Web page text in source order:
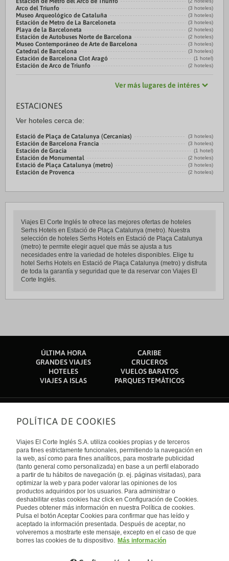
Arco del Triunfo (3 hoteles)
Museo Arqueológico de Cataluña (3 hoteles)
Estación de Metro de La Barceloneta (3 hoteles)
Playa de la Barceloneta (2 hoteles)
Estación de Autobuses Norte de Barcelona (2 hoteles)
Museo Contemporáneo de Arte de Barcelona (3 hoteles)
Catedral de Barcelona (3 hoteles)
Estación de Barcelona Clot Aragó (1 hotel)
Estación de Arco de Triunfo (2 hoteles)
Ver más lugares de intéres
ESTACIONES
Ver hoteles cerca de:
Estació de Plaça de Catalunya (Cercanias) (3 hoteles)
Estación de Barcelona Francia (3 hoteles)
Estación de Gracia (1 hotel)
Estación de Monumental (2 hoteles)
Estació de Plaça Catalunya (metro) (3 hoteles)
Estación de Provenca (2 hoteles)
Viajes El Corte Inglés te ofrece las mejores ofertas de hoteles
Serhs Hotels en Estació de Plaça Catalunya (metro). Nuestra
selección de hoteles Serhs Hotels en Estació de Plaça Catalunya
(metro) te permite elegir aquel que más se ajusta a tus
necesidades entre la variedad de hoteles disponibles. Elige tu
hotel Serhs Hotels en Estació de Plaça Catalunya (metro) y disfruta
de toda la garantía y seguridad que te da reservar con Viajes El
Corte Inglés.
ÚLTIMA HORA
CARIBE
GRANDES VIAJES
CRUCEROS
HOTELES
VUELOS BARATOS
VIAJES A ISLAS
PARQUES TEMÁTICOS
Sobre nosotros
Quiénes somos
Financiación
Sostenibilidad
Turismo accesible
Tarjeta El Corte Inglés
Trabaja con nosotros
El Corte Inglés
Canal Ético
Enlaces de interés
Guías de viaje
Catálogos
Auto check-in
Condiciones Generales
Política de privacidad
Política de cookies
Accesibilidad
Empresas/ Grupos
Internacional
España
Visita nuestro blog
Blog de Viajes el Corte inglés
POLÍTICA DE COOKIES
Viajes El Corte Inglés S.A. utiliza cookies propias y de terceros
para fines estrictamente funcionales, permitiendo la navegación en
la web, así como para fines analíticos, para mostrarte publicidad
(tanto general como personalizada) en base a un perfil elaborado
a partir de tu hábitos de navegación (p. ej. páginas visitadas), para
optimizar la web y para poder valorar las opiniones de los
productos adquiridos por los usuarios. Para administrar o
deshabilitar estas cookies haz click en Configuración de Cookies.
Puedes obtener más información en nuestra Política de cookies.
Pulsa el botón Aceptar Cookies para confirmar que has leído y
aceptado la información presentada. Después de aceptar, no
volveremos a mostrarte este mensaje, excepto en el caso de que
borres las cookies de tu dispositivo. Más información